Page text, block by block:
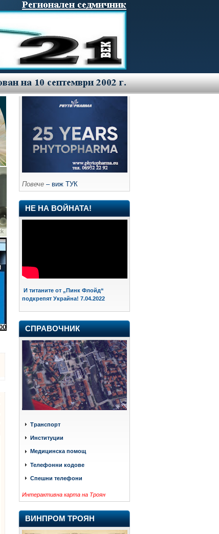
Повече – виж ТУК
НЕ НА ВОЙНАТА!
И титаните от „Пинк Флойд“
подкрепят Украйна! 7.04.2022
СПРАВОЧНИК
Транспорт
Институции
Медицинска помощ
Телефонни кодове
Спешни телефони
Интерактивна карта на Троян
ВИНПРОМ ТРОЯН